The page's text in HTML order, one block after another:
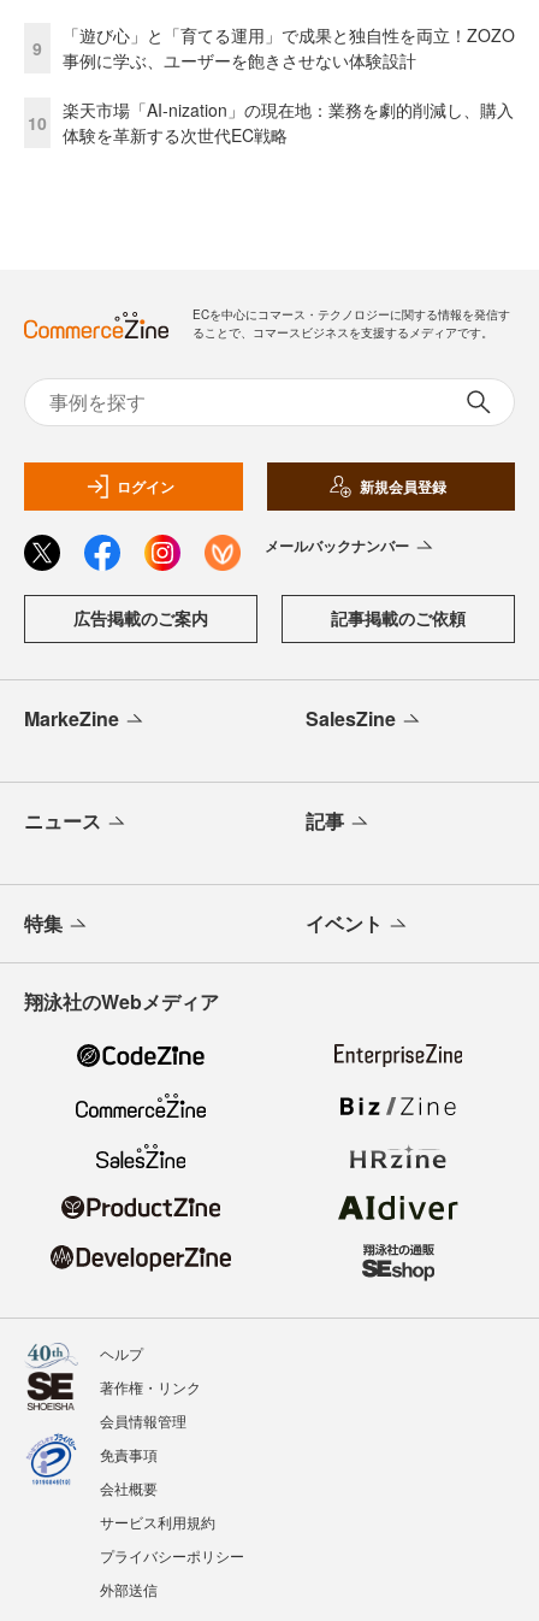
9
「遊び心」と「育てる運用」で成果と独自性を両立！ZOZO
事例に学ぶ、ユーザーを飽きさせない体験設計
10
楽天市場「AI-nization」の現在地：業務を劇的削減し、購入
体験を革新する次世代EC戦略
ECを中心にコマース・テクノロジーに関する情報を発信す
ることで、コマースビジネスを支援するメディアです。
ログイン 新規会員登録
メールバックナンバー
広告掲載のご案内 記事掲載のご依頼
MarkeZine SalesZine
ニュース 記事
特集 イベント
翔泳社のWebメディア
ヘルプ
著作権・リンク
会員情報管理
免責事項
会社概要
サービス利用規約
プライバシーポリシー
外部送信